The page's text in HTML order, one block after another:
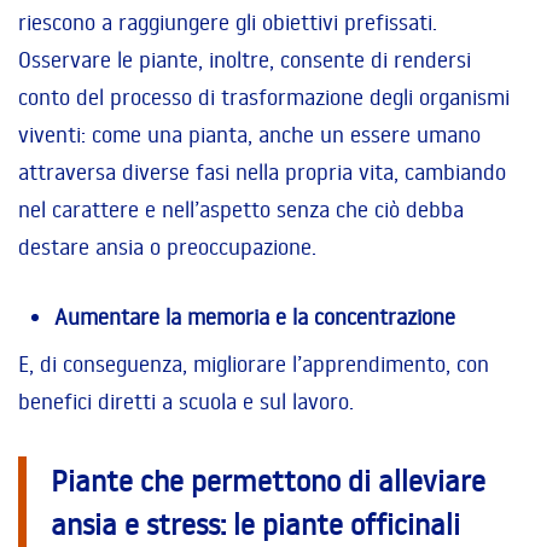
riescono a raggiungere gli obiettivi prefissati.
Osservare le piante, inoltre, consente di rendersi
conto del processo di trasformazione degli organismi
viventi: come una pianta, anche un essere umano
attraversa diverse fasi nella propria vita, cambiando
nel carattere e nell’aspetto senza che ciò debba
destare ansia o preoccupazione.
Aumentare la memoria e la concentrazione
E, di conseguenza, migliorare l’apprendimento, con
benefici diretti a scuola e sul lavoro.
Piante che permettono di alleviare
ansia e stress: le piante officinali